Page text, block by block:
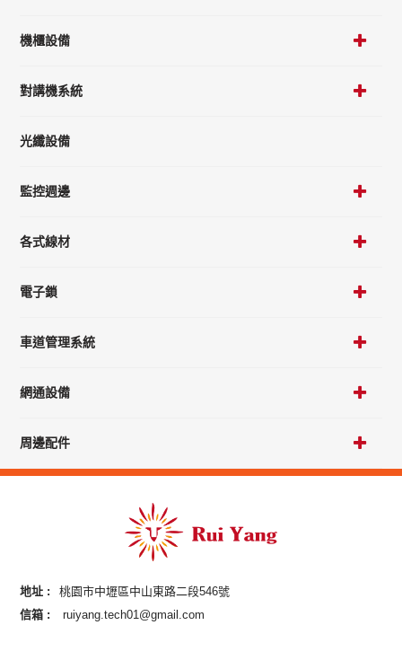
機櫃設備
對講機系統
光纖設備
監控週邊
各式線材
電子鎖
車道管理系統
網通設備
周邊配件
地址 :
桃園市中壢區中山東路二段546號
信箱 :
ruiyang.tech01@gmail.com